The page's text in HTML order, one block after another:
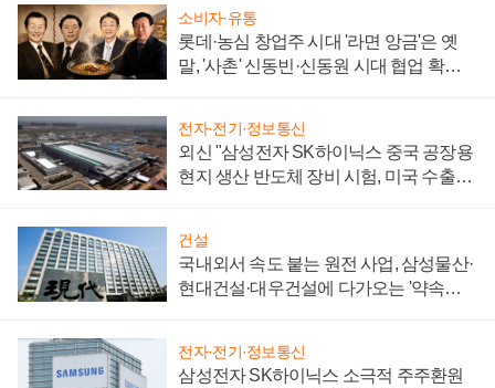
소비자·유통
롯데·농심 창업주 시대 '라면 앙금'은 옛
말, '사촌' 신동빈·신동원 시대 협업 확대
전자·전기·정보통신
외신 "삼성전자 SK하이닉스 중국 공장용
현지 생산 반도체 장비 시험, 미국 수출통
건설
국내외서 속도 붙는 원전 사업, 삼성물산·
현대건설·대우건설에 다가오는 '약속의
전자·전기·정보통신
삼성전자 SK하이닉스 소극적 주주환원